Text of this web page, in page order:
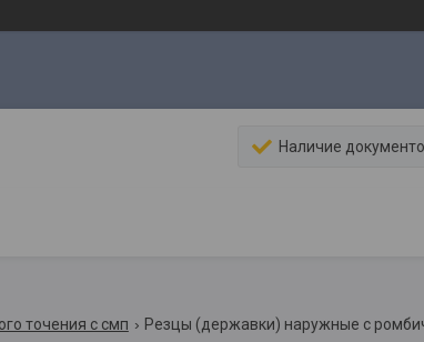
Наличие
точения с смп Резцы (державки) наружные с